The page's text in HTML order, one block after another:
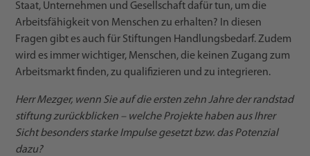
Staat, Unternehmen und Gesellschaft dafür tun, um die
Arbeitsfähigkeit von Menschen zu erhalten? In diesen
Fragen gibt es auch für Stiftungen Handlungsbedarf. Zudem
wird es immer wichtiger, Menschen, die keinen Zugang zum
Arbeitsmarkt finden, zu qualifizieren und zu integrieren.
Herr Mezger, wenn Sie auf die ersten zehn Jahre der randstad
stiftung zurückblicken – welche Projekte haben aus Ihrer
Sicht besonders starke Impulse gesetzt bzw. das Potenzial
dazu?